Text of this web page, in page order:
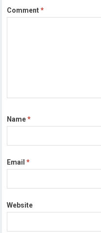
Comment*
Name*
Email*
Website